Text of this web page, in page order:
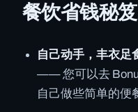
餐饮省钱秘笈
自己动手，丰衣足
—— 您可以去
自己做些简单的便